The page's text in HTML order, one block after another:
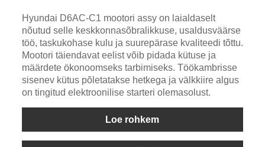
Hyundai D6AC-C1 mootori assy on laialdaselt
nõutud selle keskkonnasõbralikkuse, usaldusväärse
töö, taskukohase kulu ja suurepärase kvaliteedi tõttu.
Mootori täiendavat eelist võib pidada kütuse ja
määrdete ökonoomseks tarbimiseks. Töökambrisse
sisenev kütus põletatakse hetkega ja välkkiire algus
on tingitud elektroonilise starteri olemasolust.
Loe rohkem